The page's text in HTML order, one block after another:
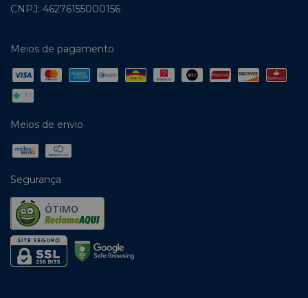
CNPJ: 46276155000156
Meios de pagamento
Meios de envio
Segurança
ÓTIMO